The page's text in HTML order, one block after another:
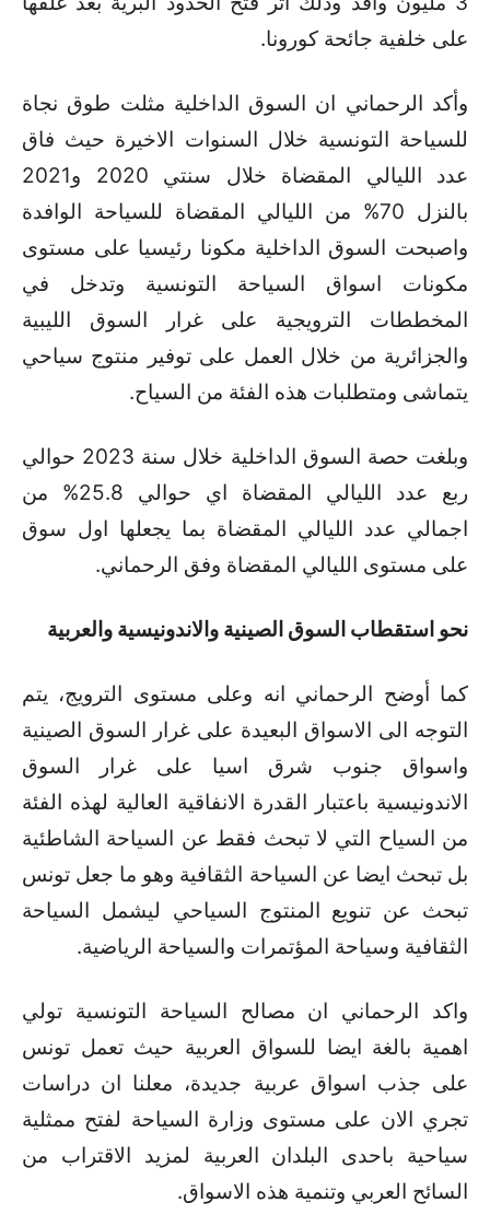
على خلفية جائحة كورونا.
وأكد الرحماني ان السوق الداخلية مثلت طوق نجاة
للسياحة التونسية خلال السنوات الاخيرة حيث فاق
عدد الليالي المقضاة خلال سنتي 2020 و2021
بالنزل 70% من الليالي المقضاة للسياحة الوافدة
واصبحت السوق الداخلية مكونا رئيسيا على مستوى
مكونات اسواق السياحة التونسية وتدخل في
المخططات الترويجية على غرار السوق الليبية
والجزائرية من خلال العمل على توفير منتوج سياحي
يتماشى ومتطلبات هذه الفئة من السياح.
وبلغت حصة السوق الداخلية خلال سنة 2023 حوالي
ربع عدد الليالي المقضاة اي حوالي 25.8% من
اجمالي عدد الليالي المقضاة بما يجعلها اول سوق
على مستوى الليالي المقضاة وفق الرحماني.
نحو استقطاب السوق الصينية والاندونيسية والعربية
كما أوضح الرحماني انه وعلى مستوى الترويج، يتم
التوجه الى الاسواق البعيدة على غرار السوق الصينية
واسواق جنوب شرق اسيا على غرار السوق
الاندونيسية باعتبار القدرة الانفاقية العالية لهذه الفئة
من السياح التي لا تبحث فقط عن السياحة الشاطئية
بل تبحث ايضا عن السياحة الثقافية وهو ما جعل تونس
تبحث عن تنويع المنتوج السياحي ليشمل السياحة
الثقافية وسياحة المؤتمرات والسياحة الرياضية.
واكد الرحماني ان مصالح السياحة التونسية تولي
اهمية بالغة ايضا للسواق العربية حيث تعمل تونس
على جذب اسواق عربية جديدة، معلنا ان دراسات
تجري الان على مستوى وزارة السياحة لفتح ممثلية
سياحية باحدى البلدان العربية لمزيد الاقتراب من
السائح العربي وتنمية هذه الاسواق.